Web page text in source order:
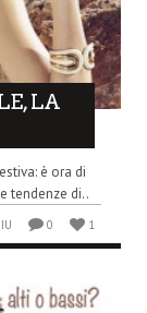
LA
è ora di
tendenze di..
0 1